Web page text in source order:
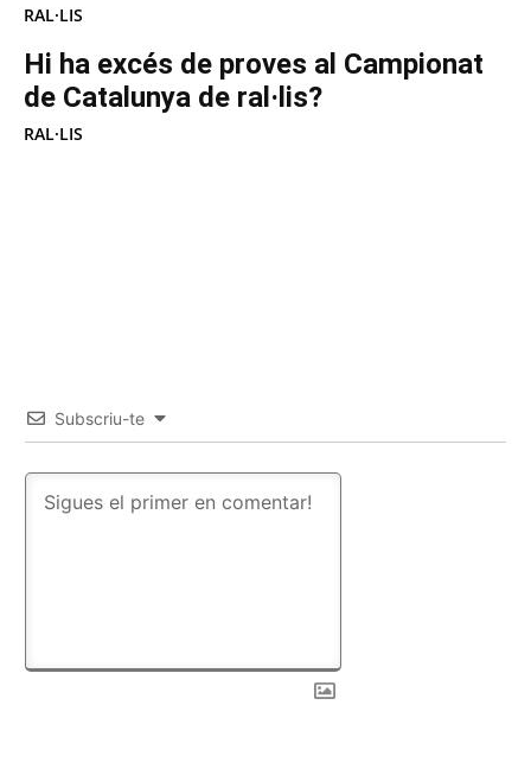
RAL·LIS
Hi ha excés de proves al Campionat
de Catalunya de ral·lis?
RAL·LIS
Subscriu-te